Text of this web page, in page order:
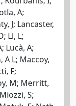
A;
J; Lancaster,
Li, L;
Lucà, A;
A L; Maccoy,
F;
M; Merritt,
S;